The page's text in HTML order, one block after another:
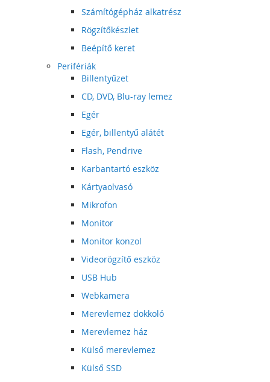
Számítógépház alkatrész
Rögzítőkészlet
Beépítő keret
Perifériák
Billentyűzet
CD, DVD, Blu-ray lemez
Egér
Egér, billentyű alátét
Flash, Pendrive
Karbantartó eszköz
Kártyaolvasó
Mikrofon
Monitor
Monitor konzol
Videorögzítő eszköz
USB Hub
Webkamera
Merevlemez dokkoló
Merevlemez ház
Külső merevlemez
Külső SSD